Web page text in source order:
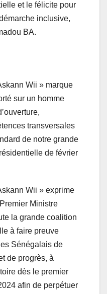
et le félicite pour
inclusive,
BA.
Wii » marque
sur un homme
transversales
de notre grande
de février
Wii » exprime
Ministre
la grande coalition
à faire preuve
Sénégalais de
de progrès, à
dès le premier
afin de perpétuer